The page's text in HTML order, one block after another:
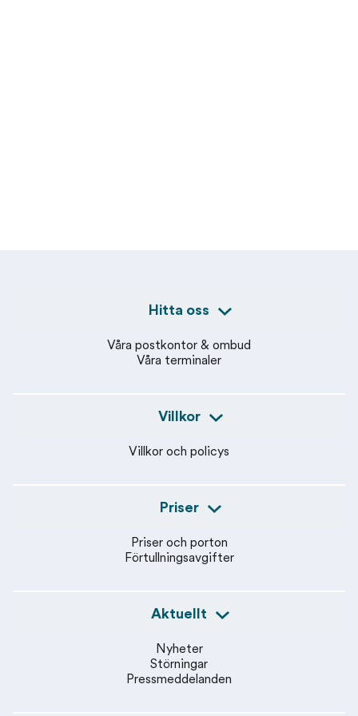
Hitta oss
Våra postkontor & ombud
Våra terminaler
Villkor
Villkor och policys
Priser
Priser och porton
Förtullningsavgifter
Aktuellt
Nyheter
Störningar
Pressmeddelanden